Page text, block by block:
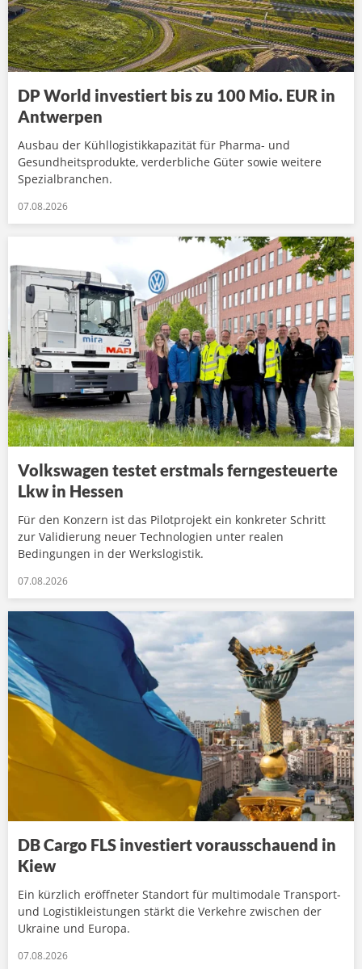
DP World investiert bis zu 100 Mio. EUR in
Antwerpen
Ausbau der Kühllogistikkapazität für Pharma- und
Gesundheitsprodukte, verderbliche Güter sowie weitere
Spezialbranchen.
07.08.2026
Volkswagen testet erstmals ferngesteuerte
Lkw in Hessen
Für den Konzern ist das Pilotprojekt ein konkreter Schritt
zur Validierung neuer Technologien unter realen
Bedingungen in der Werkslogistik.
07.08.2026
DB Cargo FLS investiert vorausschauend in
Kiew
Ein kürzlich eröffneter Standort für multimodale Transport-
und Logistikleistungen stärkt die Verkehre zwischen der
Ukraine und Europa.
07.08.2026